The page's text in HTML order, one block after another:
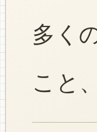
多く
こと